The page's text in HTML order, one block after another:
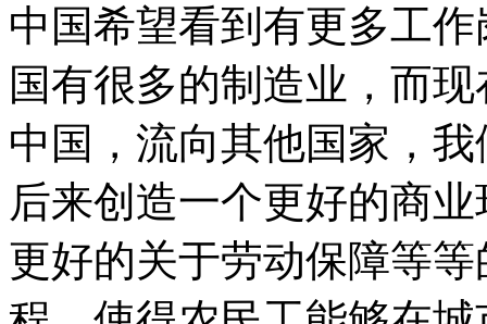
中国希望看到有更多工
国有很多的制造业，而
中国，流向其他国家，
后来创造一个更好的商
更好的关于劳动保障等